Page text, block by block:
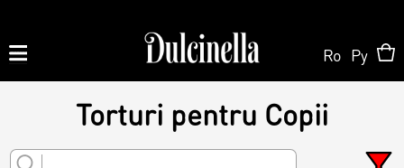
Produse la comandă:
062 10 02 11| 060 02 58 58
Ro Ру
Torturi pentru Copii